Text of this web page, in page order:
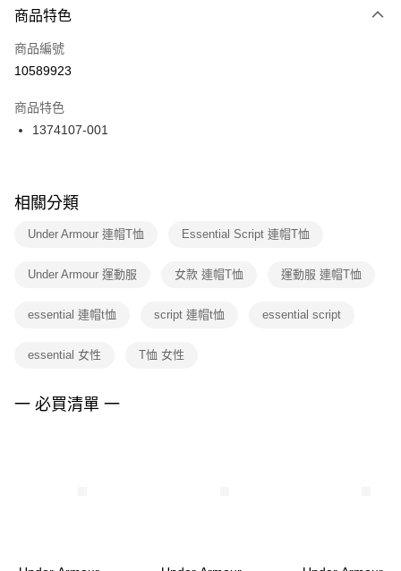
３．安心：先確認商品／服務後，再付款。
【「AFTEE先享後付」結帳流程】
１．於結帳方式選擇「AFTEE先享後付」後，將跳轉至「AFTEE先享後付」
２．訂單成立數日內，您將收到繳費通知簡訊。
３．收到繳費通知簡訊後14天內，點擊此簡訊中的連結，可透過四大超商／
ATM／網路銀行／等多元方式進行付款，方視為交易完成。
※ 交易是否成功請以「AFTEE先享後付 」之結帳頁面顯示為準，若有關於
是否繳費成功／繳費後需取消欲退款等相關疑問，請聯繫「AFTEE先享後付
客戶支援中心」https://netprotections.freshdesk.com/support/home
１．透過由恩沛科技股份有限公司提供之「AFTEE先享後付」服務完成之交
權轉讓予恩沛科技股份有限公司。
３．未成年的使用者請事先徵得法定代理人或監護人之同意方可使用
４．使用「AFTEE先享後付」時，將依據個別帳號之用戶狀況，依本公司即
每筆NT$100，滿NT$1,500(含以上)免運費
宅配
每筆NT$100，滿NT$1,500(含以上)免運費
付款後門市自取
每筆NT$100，滿NT$1,500(含以上)免運費
商品特色
商品編號
10589923
商品特色
1374107-001
相關分類
Under Armour 連帽T恤 Essential Script 連帽T恤
Under Armour 運動服 女款 連帽T恤 運動服 連帽T恤
essential 連帽t恤 script 連帽t恤 essential script
essential 女性 T恤 女性
一 必買清單 一